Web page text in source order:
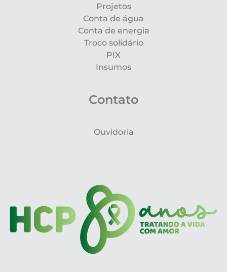
Projetos
Conta de água
Conta de energia
Troco solidário
PIX
Insumos
Contato
Ouvidoria